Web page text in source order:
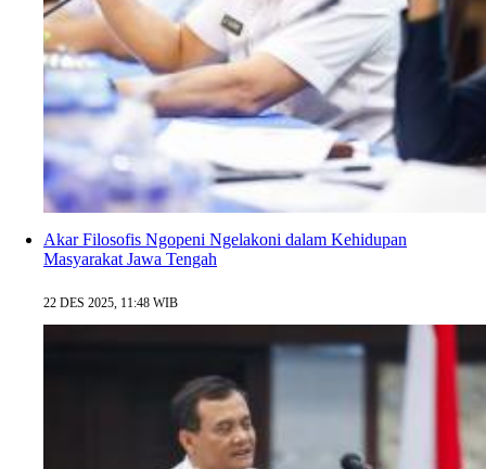
Akar Filosofis Ngopeni Ngelakoni dalam Kehidupan
Masyarakat Jawa Tengah
22 DES 2025, 11:48 WIB